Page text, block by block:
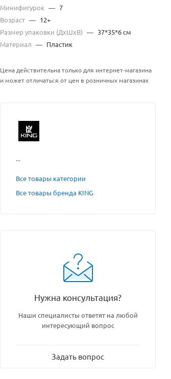
Минифигурок — 7
Возраст — 12+
Размер упаковки (ДхШхВ) — 37*35*6 см
Материал — Пластик
Цена действительна только для интернет-магазина
и может отличаться от цен в розничных магазинах
...
Все товары категории
Все товары бренда KING
Нужна консультация?
Наши специалисты ответят на любой
интересующий вопрос
Задать вопрос